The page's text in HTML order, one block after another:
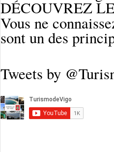
DÉCOUVREZ
Vous ne
sont un des
Tweets by